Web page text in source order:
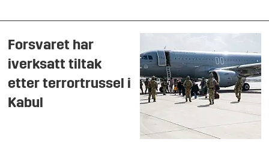
Forsvaret har
iverksatt tiltak
etter terrortrussel i
Kabul